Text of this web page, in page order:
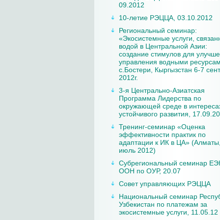
09.2012
10-летие РЭЦЦА, 03.10.2012
Региональный семинар:
«Экосистемные услуги,
водой в Центральной Азии:
создание стимулов для
управления водными
с.Бостери, Кыргызстан 6-7
2012г.
3-я Центрально-Азиатская
Программа Лидерства по
окружающей среде в
устойчивого развития,
Тренинг-семинар «Оценка
эффективности практик по
адаптации к ИК в ЦА» (Алматы,
июль 2012)
Субрегиональный семинар
ООН по ОУР, 20.07
Совет управляющих РЭЦЦА
Национальный семинар
Узбекистан по платежам за
экосистемные услуги, 11.05.12